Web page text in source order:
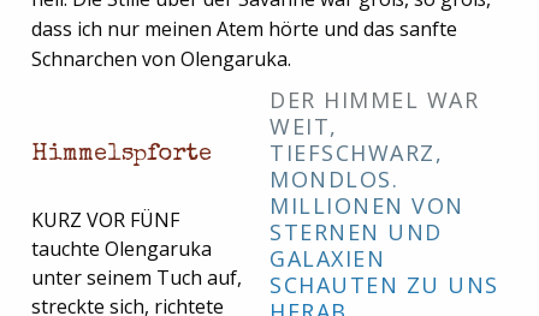
dass ich nur meinen Atem hörte und das sanfte
Schnarchen von Olengaruka.
DER HIMMEL WAR
WEIT,
TIEFSCHWARZ,
MONDLOS.
MILLIONEN VON
STERNEN UND
GALAXIEN
SCHAUTEN ZU UNS
Himmelspforte
KURZ VOR FÜNF
tauchte Olengaruka
unter seinem Tuch auf,
streckte sich, richtete